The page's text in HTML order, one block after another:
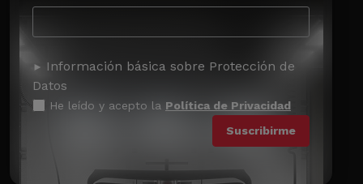
Información básica sobre Protección de
Datos
He leído y acepto la Política de Privacidad